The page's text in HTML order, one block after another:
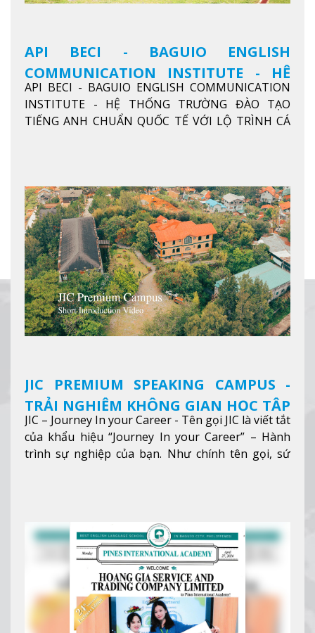
API BECI - BAGUIO ENGLISH
COMMUNICATION INSTITUTE - HỆ
THỐNG TRƯỜNG ĐÀO TẠO TIẾNG
ANH CHUẨN QUỐC TẾ
API BECI - BAGUIO ENGLISH COMMUNICATION
INSTITUTE - HỆ THỐNG TRƯỜNG ĐÀO TẠO
TIẾNG ANH CHUẨN QUỐC TẾ VỚI LỘ TRÌNH CÁ
JIC PREMIUM SPEAKING CAMPUS -
TRẢI NGHIỆM KHÔNG GIAN HỌC TẬP
5 SAO TẠI BAGUIO
JIC – Journey In your Career - Tên gọi JIC là viết tắt
của khẩu hiệu “Journey In your Career” – Hành
trình sự nghiệp của bạn. Như chính tên gọi, sứ